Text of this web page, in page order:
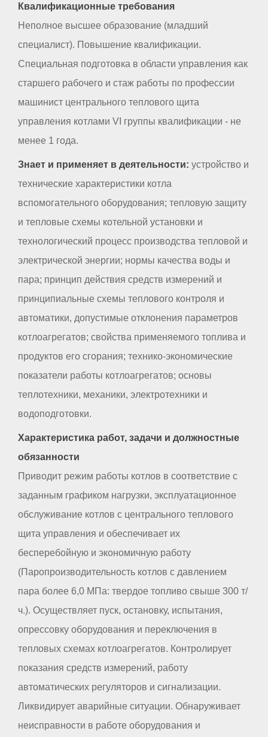
Квалификационные требования
Неполное высшее образование (младший
специалист). Повышение квалификации.
Специальная подготовка в области управления как
старшего рабочего и стаж работы по профессии
машинист центрального теплового щита
управления котлами VI группы квалификации - не
менее 1 года.
Знает и применяет в деятельности: устройство и
технические характеристики котла
вспомогательного оборудования; тепловую защиту
и тепловые схемы котельной установки и
технологический процесс производства тепловой и
электрической энергии; нормы качества воды и
пара; принцип действия средств измерений и
принципиальные схемы теплового контроля и
автоматики, допустимые отклонения параметров
котлоагрегатов; свойства применяемого топлива и
продуктов его сгорания; технико-экономические
показатели работы котлоагрегатов; основы
теплотехники, механики, электротехники и
водоподготовки.
Характеристика работ, задачи и должностные
обязанности
Приводит режим работы котлов в соответствие с
заданным графиком нагрузки, эксплуатационное
обслуживание котлов с центрального теплового
щита управления и обеспечивает их
бесперебойную и экономичную работу
(Паропроизводительность котлов с давлением
пара более 6,0 МПа: твердое топливо свыше 300 т/
ч.). Осуществляет пуск, остановку, испытания,
опрессовку оборудования и переключения в
тепловых схемах котлоагрегатов. Контролирует
показания средств измерений, работу
автоматических регуляторов и сигнализации.
Ликвидирует аварийные ситуации. Обнаруживает
неисправности в работе оборудования и